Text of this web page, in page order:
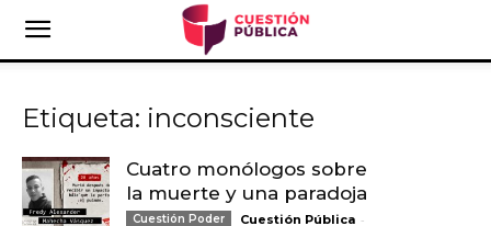
Etiqueta: inconsciente
Cuatro monólogos sobre
la muerte y una paradoja
Cuestión Poder Cuestión Pública -